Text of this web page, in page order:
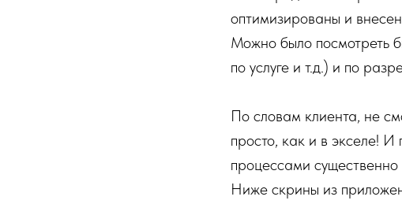
оптимизированы и
Можно было посмотреть
по услуге и т.д.) и по
По словам клиента, не
просто, как и в экселе!
процессами
Ниже скрины из